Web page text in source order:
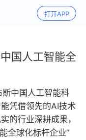
打开APP
国人工智能全
中国人工智能科
凭借领先的AI技术
的行业深耕成果，
全球化标杆企业”